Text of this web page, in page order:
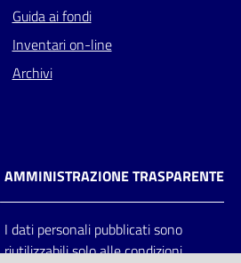
Guida ai fondi
Inventari on-line
Archivi
AMMINISTRAZIONE TRASPARENTE
I dati personali pubblicati sono
riutilizzabili solo alle condizioni